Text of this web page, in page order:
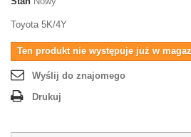
Toyota 5K/4Y
Ten produkt nie występuje już w
Wyślij do znajomego
Drukuj